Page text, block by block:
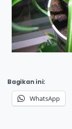
Bagikan ini:
WhatsApp